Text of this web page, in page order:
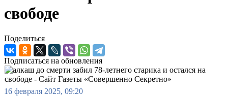
свободе
Поделиться
Подписаться на обновления
16 февраля 2025, 09:20